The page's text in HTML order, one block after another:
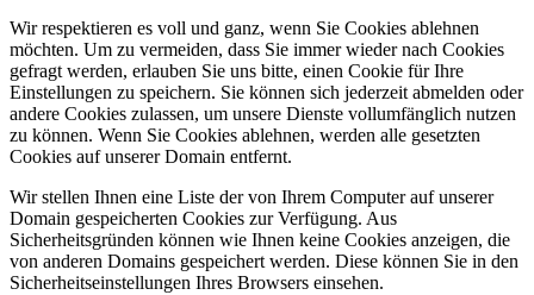
Wir respektieren es voll und ganz, wenn Sie Cookies ablehnen
möchten. Um zu vermeiden, dass Sie immer wieder nach Cookies
gefragt werden, erlauben Sie uns bitte, einen Cookie für Ihre
Einstellungen zu speichern. Sie können sich jederzeit abmelden oder
andere Cookies zulassen, um unsere Dienste vollumfänglich nutzen
zu können. Wenn Sie Cookies ablehnen, werden alle gesetzten
Cookies auf unserer Domain entfernt.
Wir stellen Ihnen eine Liste der von Ihrem Computer auf unserer
Domain gespeicherten Cookies zur Verfügung. Aus
Sicherheitsgründen können wie Ihnen keine Cookies anzeigen, die
von anderen Domains gespeichert werden. Diese können Sie in den
Sicherheitseinstellungen Ihres Browsers einsehen.